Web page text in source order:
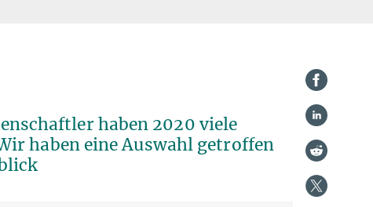
haben 2020 viele
haben eine Auswahl getroffen